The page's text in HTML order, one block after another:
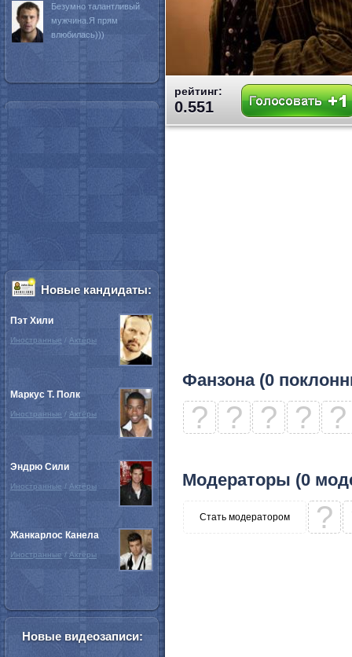
рейтинг:
0.551
Фанзона (0
? ? ? ? ?
Модераторы (0
Стать модератором ?
Безумно талантливый
мужчина.Я прям
влюбилась)))
Новые кандидаты:
Пэт Хили
Иностранные / Актёры
Маркус Т. Полк
Иностранные / Актёры
Эндрю Сили
Иностранные / Актёры
Жанкарлос Канела
Иностранные / Актёры
Новые видеозаписи: